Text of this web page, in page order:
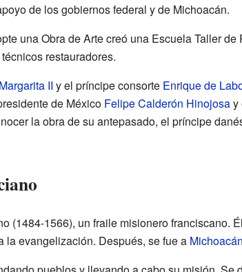
de los gobiernos federal y de Michoacán.
una Obra de Arte creó una Escuela Taller
restauradores.
Margarita II y el príncipe consorte Enrique de
de México Felipe Calderón Hinojosay
la obra de su antepasado, el príncipe
(1484-1566), un fraile misionero franciscano.
la evangelización. Después, se fue a Michoacán